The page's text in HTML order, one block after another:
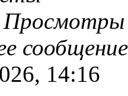
Просмотры
14:16